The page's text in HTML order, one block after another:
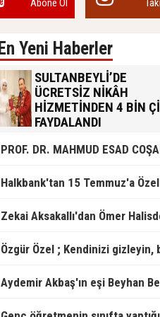
Abone Ol
En Yeni Haberler
SULTANBEYLİ’DE
ÜCRETSİZ NİKÂH
HİZMETİNDEN 4 BİN
FAYDALANDI
olan gençlere destek amacıyla
başlattığı ücretsiz nikâh
başlattıklarını belirten
ücretsiz hizmet vermenin
PROF. DR. MAHMUD ESAD COŞAN, DOĞUMUNUN HİCRÎ 91. YILINDA ELAZIĞ'DA YÂD
Halkbank'tan 15 Temmuz'a Özel Reklam Filmi: "İrade Bizim, Zafer
Zekai Aksakallı'dan Ömer Halisdemir'e 'vefa'
Özgür Özel ; Kendinizi gizleyin, bizden işaret
Aydemir Akbaş'ın eşi Beyhan Benek Akbaş hayatını